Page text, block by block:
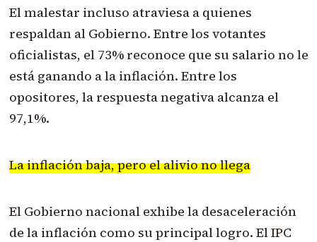
El malestar incluso atraviesa a quienes
respaldan al Gobierno. Entre los votantes
oficialistas, el 73% reconoce que su salario no le
está ganando a la inflación. Entre los
opositores, la respuesta negativa alcanza el
97,1%.
La inflación baja, pero el alivio no llega
El Gobierno nacional exhibe la desaceleración
de la inflación como su principal logro. El IPC